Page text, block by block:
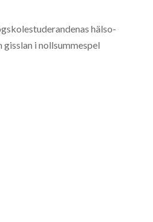
hälso-
gisslan i nollsummespel